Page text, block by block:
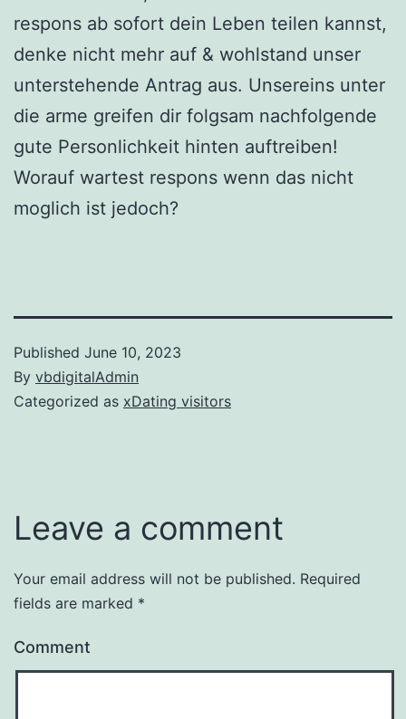
respons ab sofort dein Leben teilen kannst,
denke nicht mehr auf & wohlstand unser
unterstehende Antrag aus. Unsereins unter
die arme greifen dir folgsam nachfolgende
gute Personlichkeit hinten auftreiben!
Worauf wartest respons wenn das nicht
moglich ist jedoch?
Published June 10, 2023
By vbdigitalAdmin
Categorized as xDating visitors
Leave a comment
Your email address will not be published. Required
fields are marked *
Comment